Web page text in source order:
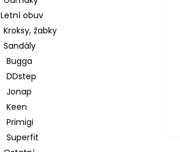
Letní obuv
Kroksy, žabky
Sandály
Bugga
DDstep
Jonap
Keen
Primigi
Superfit